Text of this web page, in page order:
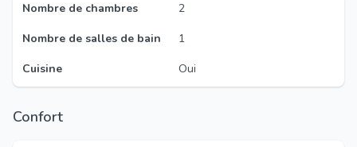
Nombre de chambres
2
Nombre de salles de bain
1
Cuisine
Oui
Confort